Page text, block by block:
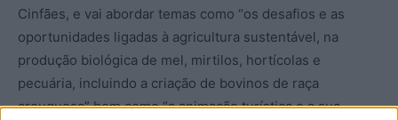
Cinfães, e vai abordar temas como “os desafios e as
oportunidades ligadas à agricultura sustentável, na
produção biológica de mel, mirtilos, hortícolas e
pecuária, incluindo a criação de bovinos de raça
arouquesa” bem como “a animação turística e a sua